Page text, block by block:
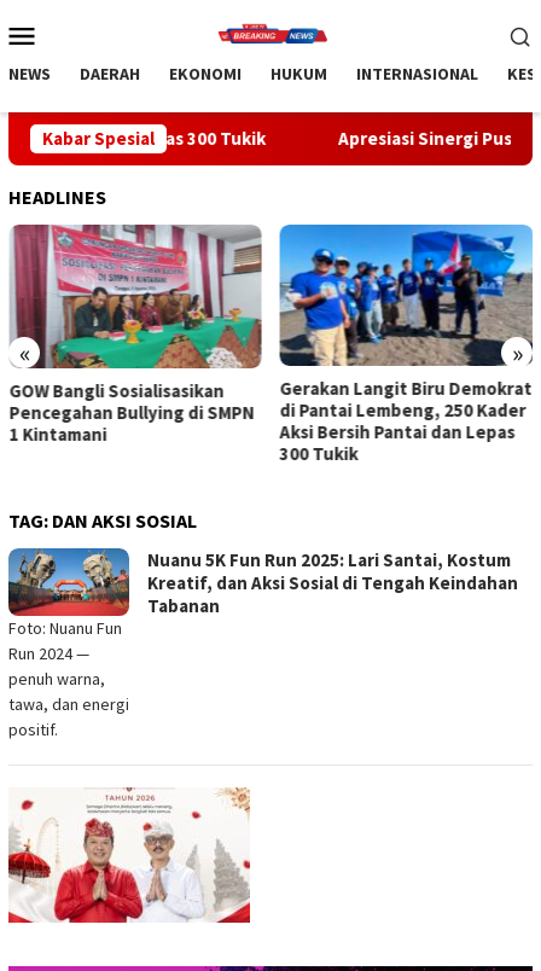
ke
Mobile
NEWS DAERAH EKONOMI HUKUM INTERNASIONAL
Kabar Spesial
300 Tukik Apresiasi Sinergi Pusat-Daerah, Bupati
HEADLINES
« »
Gerakan Langit Biru Demokrat
di Pantai Lembeng, 250 Kader
Aksi Bersih Pantai dan Lepas
Apresiasi Sinergi Pusat-
Daerah, Bupati Bangli Buka
Sosialisasi RUU Satu Data
Indonesia
TAG: DAN AKSI SOSIAL
Foto: Nuanu Fun
Run 2024 —
penuh warna,
tawa, dan energi
positif.
Nuanu 5K Fun Run 2025: Lari Santai, Kostum
Kreatif, dan Aksi Sosial di Tengah Keindahan
Tabanan